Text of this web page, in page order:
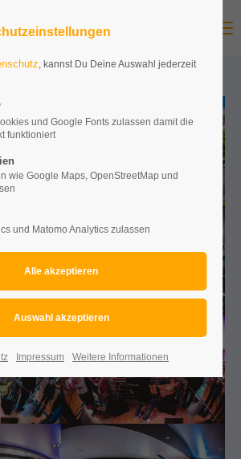
, kannst Du Deine Auswahl jederzeit
und Google Fonts zulassen damit die
funktioniert
wie Google Maps, OpenStreetMap und
und Matomo Analytics zulassen
Impressum Weitere Informationen